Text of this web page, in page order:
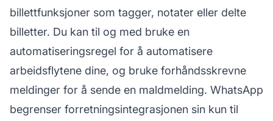
billettfunksjoner som tagger, notater eller delte
billetter. Du kan til og med bruke en
automatiseringsregel for å automatisere
arbeidsflytene dine, og bruke forhåndsskrevne
meldinger for å sende en maldmelding. WhatsApp
begrenser forretningsintegrasjonen sin kun til